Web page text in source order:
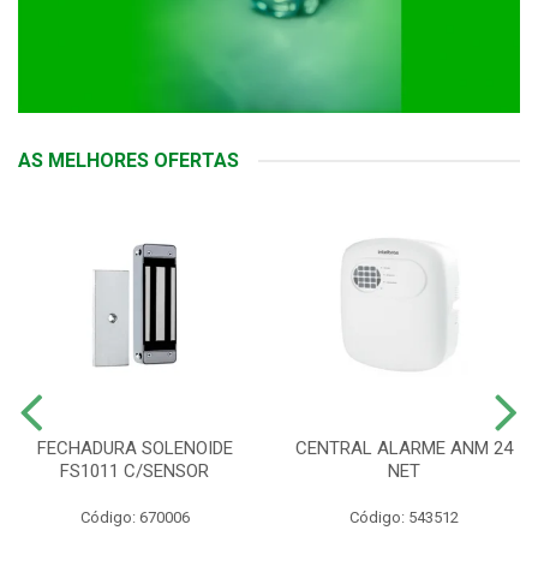
AS MELHORES OFERTAS
FECHADURA SOLENOIDE
FS1011 C/SENSOR
Código: 670006
CENTRAL ALARME ANM 24
NET
Código: 543512